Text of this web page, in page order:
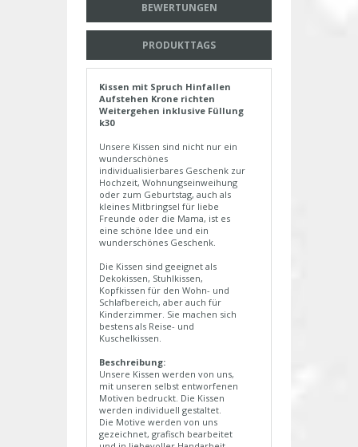
BEWERTUNGEN
PRODUKTTAGS
Kissen mit Spruch Hinfallen
Aufstehen Krone richten
Weitergehen inklusive Füllung
k30
Unsere Kissen sind nicht nur ein
wunderschönes
individualisierbares Geschenk zur
Hochzeit, Wohnungseinweihung
oder zum Geburtstag, auch als
kleines Mitbringsel für liebe
Freunde oder die Mama, ist es
eine schöne Idee und ein
wunderschönes Geschenk.
Die Kissen sind geeignet als
Dekokissen, Stuhlkissen,
Kopfkissen für den Wohn- und
Schlafbereich, aber auch für
Kinderzimmer. Sie machen sich
bestens als Reise- und
Kuschelkissen.
Beschreibung:
Unsere Kissen werden von uns,
mit unseren selbst entworfenen
Motiven bedruckt. Die Kissen
werden individuell gestaltet.
Die Motive werden von uns
gezeichnet, grafisch bearbeitet